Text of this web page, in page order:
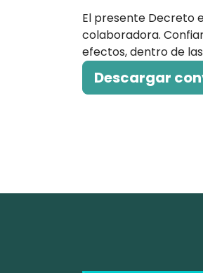
El presente Decreto
colaboradora.
efectos, dentro de
Descargar